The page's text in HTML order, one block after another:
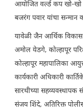
आयोजित वर्ल्ड कप खो-खो
बजरंग पवार यांचा सन्मान
यावेळी जैन आर्थिक विकास
अमोल येडगे, कोल्हापूर
कोल्हापूर महापालिका
कार्यकारी अधिकारी
सारथीच्या
संजय शिंदे, अतिरिक्त